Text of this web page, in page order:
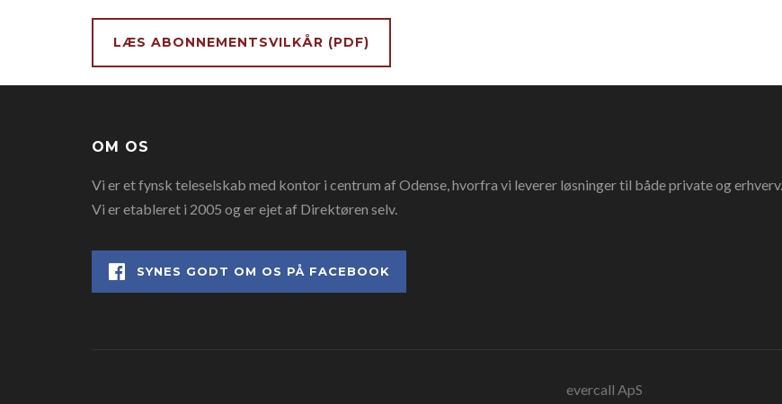
LÆS ABONNEMENTSVILKÅR (PDF)
OM OS
Vi er et fynsk teleselskab med kontor i centrum af Odense, hvorfra vi leverer løsninger til både private og erhverv.
Vi er etableret i 2005 og er ejet af Direktøren selv.
SYNES GODT OM OS PÅ FACEBOOK
evercall ApS